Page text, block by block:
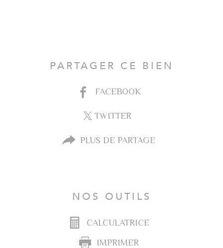
PARTAGER CE BIEN
FACEBOOK
TWITTER
PLUS DE PARTAGE
NOS OUTILS
CALCULATRICE
IMPRIMER